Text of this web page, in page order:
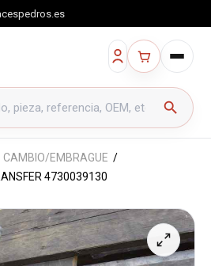
search
CAMBIO/EMBRAGUE
4730039130